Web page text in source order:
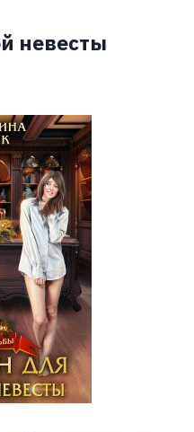
невесты